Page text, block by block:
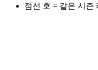
점선 호 = 같은 시즌